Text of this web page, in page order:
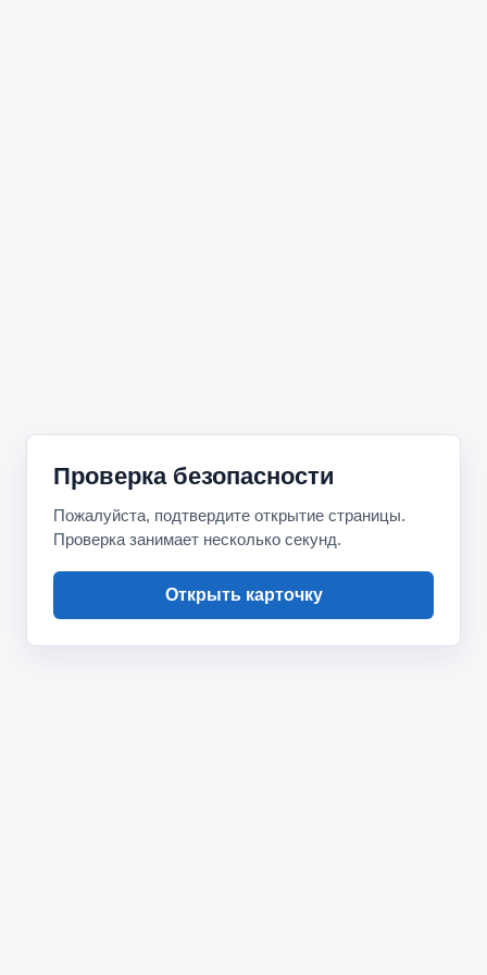
Проверка безопасности
Пожалуйста, подтвердите открытие страницы.
Проверка занимает несколько секунд.
Открыть карточку